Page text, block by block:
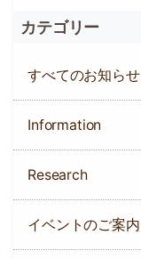
カテゴリー
すべてのお知らせ
Information
Research
イベントのご案内